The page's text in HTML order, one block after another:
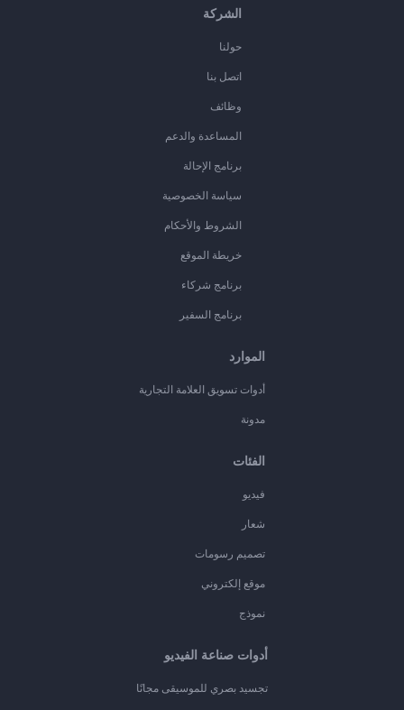
الشركة
حولنا
اتصل بنا
وظائف
المساعدة والدعم
برنامج الإحالة
سياسة الخصوصية
الشروط والأحكام
خريطة الموقع
برنامج شركاء
برنامج السفير
الموارد
أدوات تسويق العلامة التجارية
مدونة
الفئات
فيديو
شعار
تصميم رسومات
موقع إلكتروني
نموذج
أدوات صناعة الفيديو
تجسيد بصري للموسيقى مجانًا